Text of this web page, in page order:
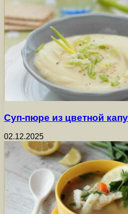
Суп-пюре из цветной
02.12.2025